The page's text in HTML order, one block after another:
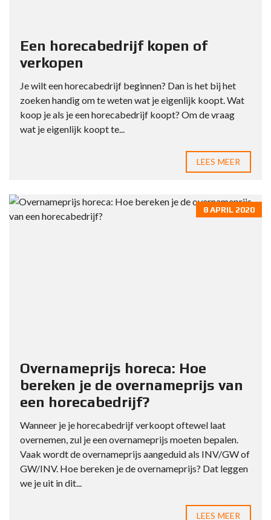
Een horecabedrijf kopen of
verkopen
Je wilt een horecabedrijf beginnen? Dan is het bij het
zoeken handig om te weten wat je eigenlijk koopt. Wat
koop je als je een horecabedrijf koopt? Om de vraag
wat je eigenlijk koopt te...
LEES MEER
8 APRIL 2020
Overnameprijs horeca: Hoe
bereken je de overnameprijs van
een horecabedrijf?
Wanneer je je horecabedrijf verkoopt oftewel laat
overnemen, zul je een overnameprijs moeten bepalen.
Vaak wordt de overnameprijs aangeduid als INV/GW of
GW/INV. Hoe bereken je de overnameprijs? Dat leggen
we je uit in dit...
LEES MEER